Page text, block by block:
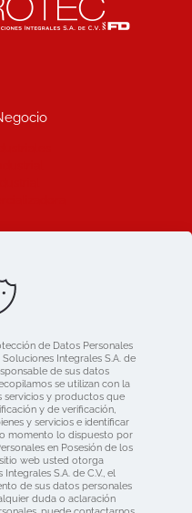
libre
de Datos Personales
Integrales S.A. de
de sus datos
se utilizan con la
servicios y productos que
y de verificación,
y servicios e identificar
momento lo dispuesto por
en Posesión de los
web usted otorga
S.A. de C.V., el
de sus datos personales
duda o aclaración